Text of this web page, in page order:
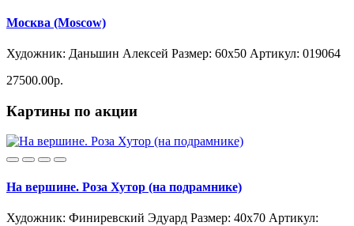
Москва (Moscow)
Художник: Даньшин Алексей Размер: 60x50 Артикул: 019064
27500.00р.
Картины по акции
На вершине. Роза Хутор (на подрамнике)
Художник: Финиревский Эдуард Размер: 40x70 Артикул: